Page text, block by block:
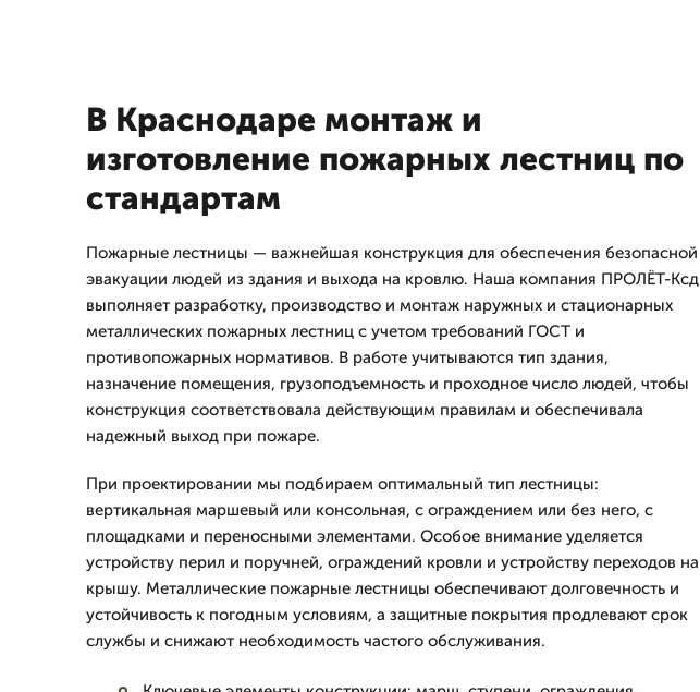
В Краснодаре монтаж и
изготовление пожарных лестниц по
стандартам
Пожарные лестницы — важнейшая конструкция для обеспечения безопасной
эвакуации людей из здания и выхода на кровлю. Наша компания ПРОЛЁТ-Ксд
выполняет разработку, производство и монтаж наружных и стационарных
металлических пожарных лестниц с учетом требований ГОСТ и
противопожарных нормативов. В работе учитываются тип здания,
назначение помещения, грузоподъемность и проходное число людей, чтобы
конструкция соответствовала действующим правилам и обеспечивала
надежный выход при пожаре.
При проектировании мы подбираем оптимальный тип лестницы:
вертикальная маршевый или консольная, с ограждением или без него, с
площадками и переносными элементами. Особое внимание уделяется
устройству перил и поручней, ограждений кровли и устройству переходов на
крышу. Металлические пожарные лестницы обеспечивают долговечность и
устойчивость к погодным условиям, а защитные покрытия продлевают срок
службы и снижают необходимость частого обслуживания.